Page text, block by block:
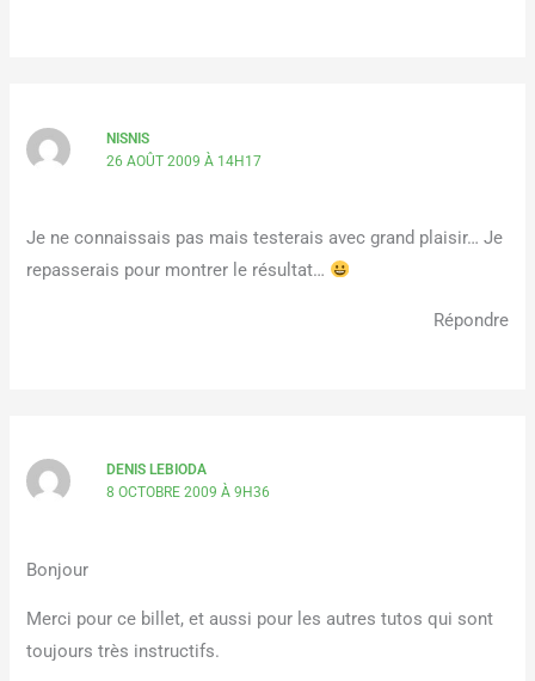
NISNIS
26 AOÛT 2009 À 14H17
Je ne connaissais pas mais testerais avec grand plaisir… Je
repasserais pour montrer le résultat…
Répondre
DENIS LEBIODA
8 OCTOBRE 2009 À 9H36
Bonjour
Merci pour ce billet, et aussi pour les autres tutos qui sont
toujours très instructifs.